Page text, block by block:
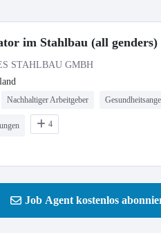
im Stahlbau (all genders)
STAHLBAU GMBH
Nachhaltiger Arbeitgeber
4
Job Agent kostenlos